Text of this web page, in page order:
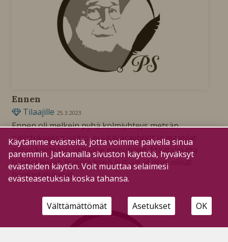
Ennen
Tilaajille 25.3.2023
Ennen oli melkein pyhä kolmiyhteys metsän
omistuksessa: valtio, puutavarayhtiöt ja maatilat
niihin kiinteästi liittyvine metsineen. Maataloutta
tukeva leivän levennyksen autuus ja onni olivat
hankintakaupat.
Käytämme evästeitä, jotta voimme palvella sinua
paremmin. Jatkamalla sivuston käyttöä, hyväksyt
evästeiden käytön. Voit muuttaa selaimesi
evästeasetuksia koska tahansa.
Välttämättömät Asetukset OK